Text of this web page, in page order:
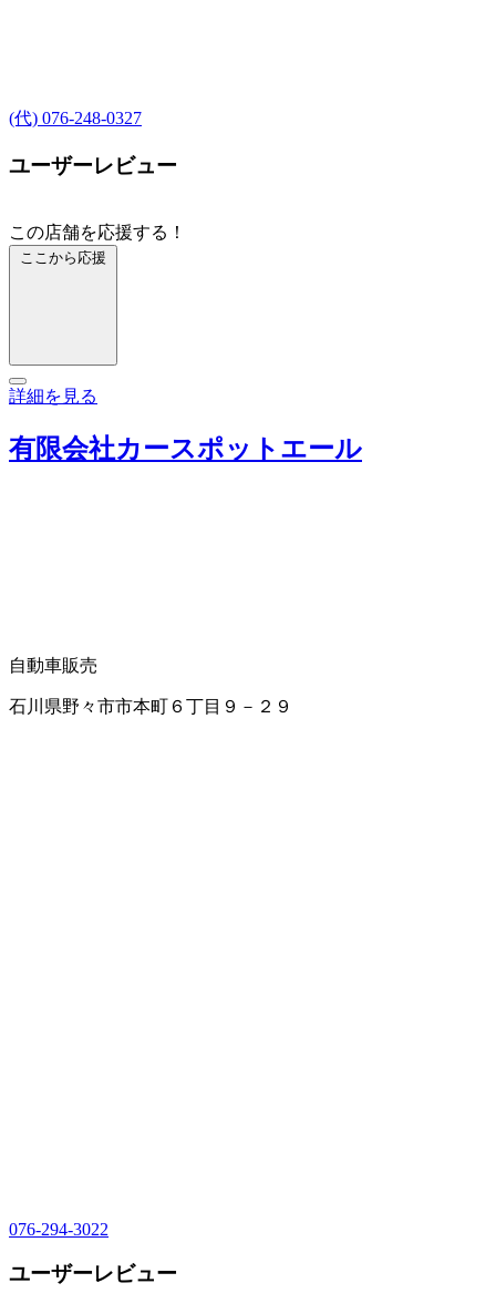
(代) 076-248-0327
ユーザーレビュー
この店舗を応援する！
ここから応援
詳細を見る
有限会社カースポットエール
自動車販売
石川県野々市市本町６丁目９－２９
076-294-3022
ユーザーレビュー